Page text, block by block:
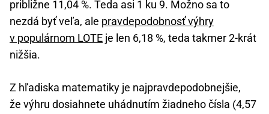
približne 11,04 %. Teda asi 1 ku 9. Možno sa to
nezdá byť veľa, ale pravdepodobnosť výhry
v populárnom LOTE je len 6,18 %, teda takmer 2-krát
nižšia.
Z hľadiska matematiky je najpravdepodobnejšie,
že výhru dosiahnete uhádnutím žiadneho čísla (4,57